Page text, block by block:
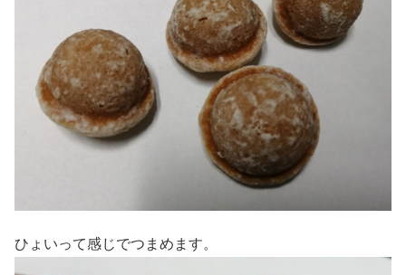
ひょいって感じでつまめます。